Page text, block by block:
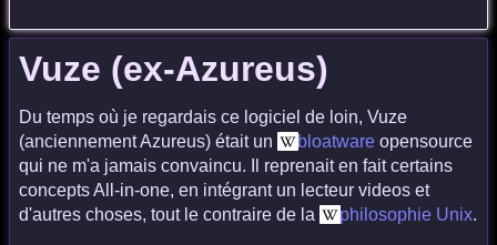
Vuze (ex-Azureus)
Du temps où je regardais ce logiciel de loin, Vuze
(anciennement Azureus) était un
bloatware opensource
qui ne m'a jamais convaincu. Il reprenait en fait certains
concepts All-in-one, en intégrant un lecteur videos et
d'autres choses, tout le contraire de la
philosophie Unix.